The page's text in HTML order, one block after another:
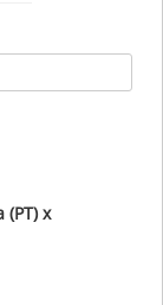
(PT) x